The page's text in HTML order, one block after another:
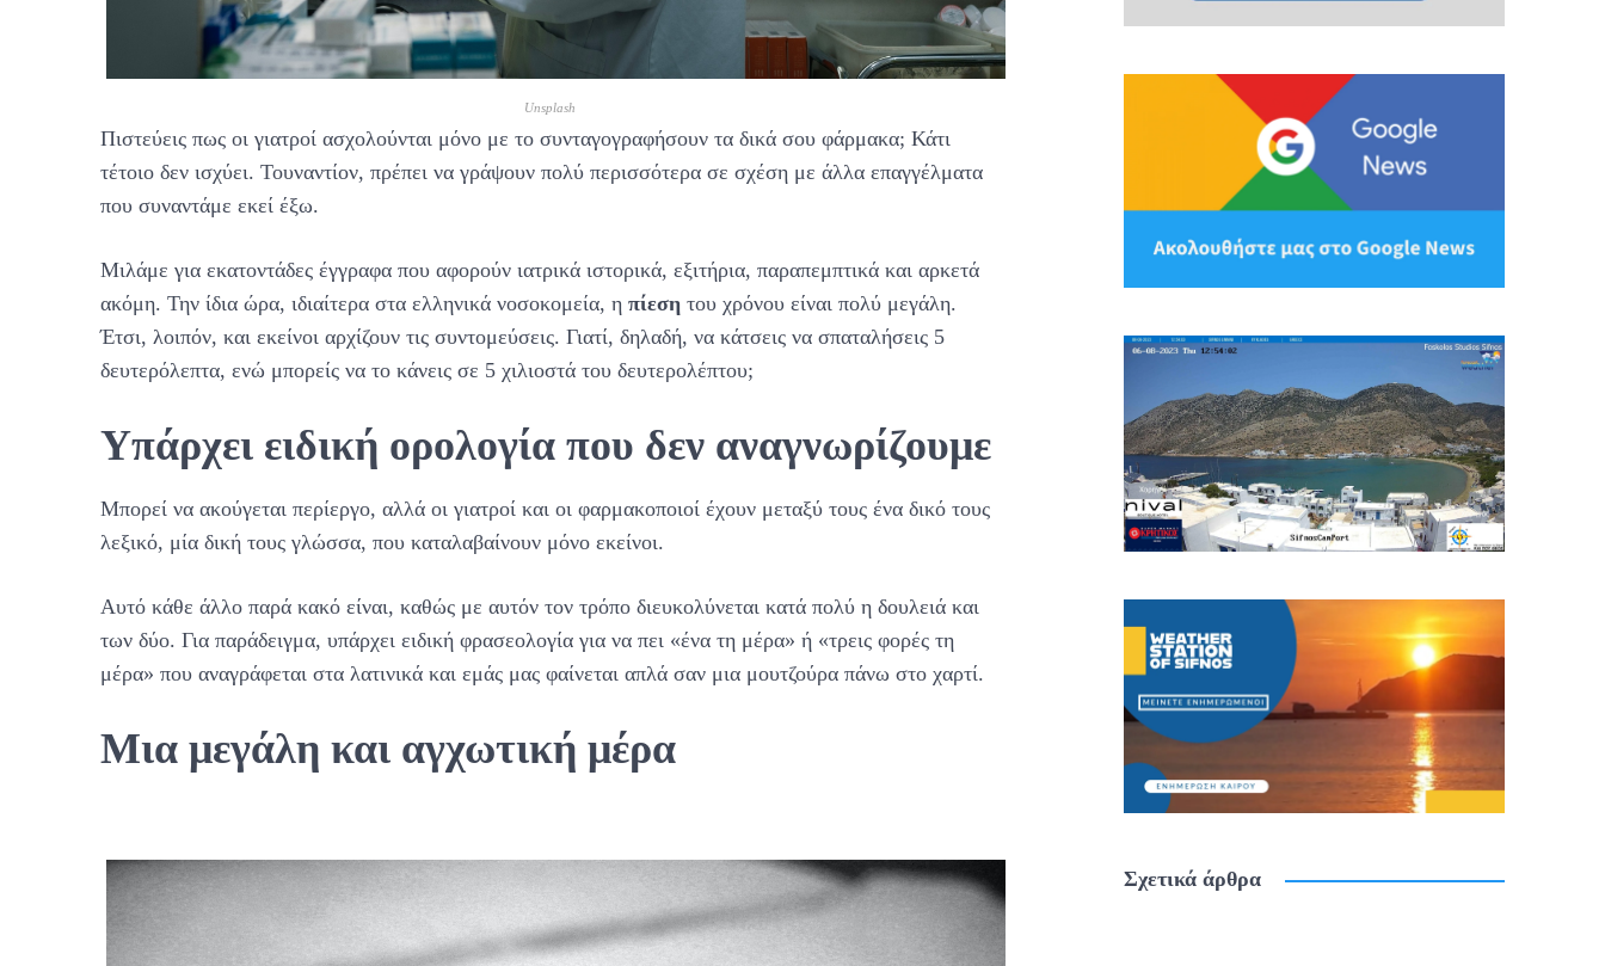
Unsplash
Πιστεύεις πως οι γιατροί ασχολούνται μόνο με το συνταγογραφήσουν τα δικά σου φάρμακα; Κάτι
τέτοιο δεν ισχύει. Τουναντίον, πρέπει να γράψουν πολύ περισσότερα σε σχέση με άλλα επαγγέλματα
που συναντάμε εκεί έξω.
Μιλάμε για εκατοντάδες έγγραφα που αφορούν ιατρικά ιστορικά, εξιτήρια, παραπεμπτικά και αρκετά
ακόμη. Την ίδια ώρα, ιδιαίτερα στα ελληνικά νοσοκομεία, η πίεση του χρόνου είναι πολύ μεγάλη.
Έτσι, λοιπόν, και εκείνοι αρχίζουν τις συντομεύσεις. Γιατί, δηλαδή, να κάτσεις να σπαταλήσεις 5
δευτερόλεπτα, ενώ μπορείς να το κάνεις σε 5 χιλιοστά του δευτερολέπτου;
Υπάρχει ειδική ορολογία που δεν αναγνωρίζουμε
Μπορεί να ακούγεται περίεργο, αλλά οι γιατροί και οι φαρμακοποιοί έχουν μεταξύ τους ένα δικό τους
λεξικό, μία δική τους γλώσσα, που καταλαβαίνουν μόνο εκείνοι.
Αυτό κάθε άλλο παρά κακό είναι, καθώς με αυτόν τον τρόπο διευκολύνεται κατά πολύ η δουλειά και
των δύο. Για παράδειγμα, υπάρχει ειδική φρασεολογία για να πει «ένα τη μέρα» ή «τρεις φορές τη
μέρα» που αναγράφεται στα λατινικά και εμάς μας φαίνεται απλά σαν μια μουτζούρα πάνω στο χαρτί.
Μια μεγάλη και αγχωτική μέρα
Σχετικά άρθρα